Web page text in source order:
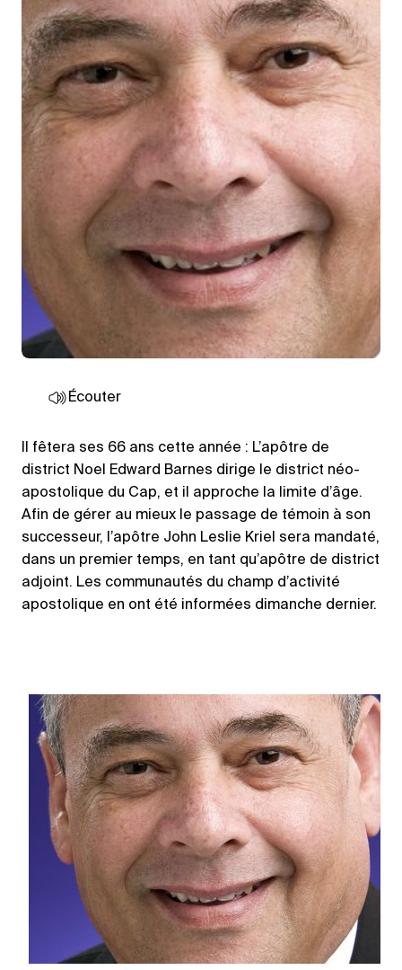
Écouter
Il fêtera ses 66 ans cette année : L’apôtre de
district Noel Edward Barnes dirige le district néo-
apostolique du Cap, et il approche la limite d’âge.
Afin de gérer au mieux le passage de témoin à son
successeur, l’apôtre John Leslie Kriel sera mandaté,
dans un premier temps, en tant qu’apôtre de district
adjoint. Les communautés du champ d’activité
apostolique en ont été informées dimanche dernier.